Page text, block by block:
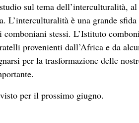
sul tema dell’interculturalità,
L’interculturalità è una grande
stessi. L’Istituto
provenienti dall’Africa e da
per la trasformazione delle
per il prossimo giugno.